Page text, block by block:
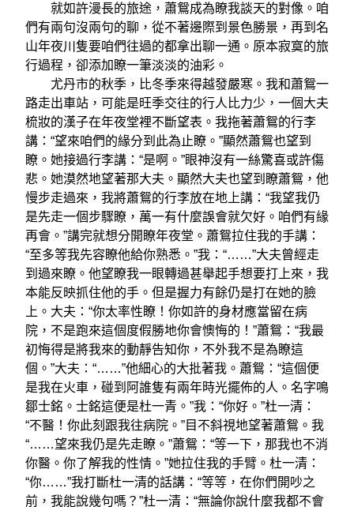
就如許漫長的旅途，蕭鴛成為瞭我談天的對像。咱
們有兩句沒兩句的聊，從不著邊際到景色勝景，再到名
山年夜川隻要咱們往過的都拿出聊一通。原本寂寞的旅
行過程，卻添加瞭一筆淡淡的油彩。
尤丹市的秋季，比冬季來得越發嚴寒。我和蕭鴛一
路走出車站，可能是旺季交往的行人比力少，一個大夫
梳妝的漢子在年夜堂裡不斷望表。我拖著蕭鴛的行李
講：“望來咱們的緣分到此為止瞭。”顯然蕭鴛也望到
瞭。她接過行李講：“是啊。”眼神沒有一絲驚喜或許傷
悲。她漠然地望著那大夫。顯然大夫也望到瞭蕭鴛，他
慢步走過來，我將蕭鴛的行李放在地上講：“我望我仍
是先走一個步驟瞭，萬一有什麼誤會就欠好。咱們有緣
再會。”講完就想分開瞭年夜堂。蕭鴛拉住我的手講：
“至多等我先容瞭他給你熟悉。”我：“……”大夫曾經走
到過來瞭。他望瞭我一眼轉過甚舉起手想要打上來，我
本能反映抓住他的手。但是握力有餘仍是打在她的臉
上。大夫：“你太率性瞭！你如許的身材應當留在病
院，不是跑來這個度假勝地你會懊悔的！”蕭鴛：“我最
初悔得是將我來的動靜告知你，不外我不是為瞭這
個。”大夫：“……”他細心的大批著我。蕭鴛：“這個便
是我在火車，碰到阿誰隻有兩年時光擺佈的人。名字鳴
鄒士銘。士銘這便是杜一青。”我：“你好。”杜一清：
“不醫！你此刻跟我往病院。”目不斜視地望著蕭鴛。我
“……望來我仍是先走瞭。”蕭鴛：“等一下，那我也不消
你醫。你了解我的性情。”她拉住我的手臂。杜一清：
“你……”我打斷杜一清的話講：“等等，在你們開吵之
前，我能說幾句嗎？”杜一清：“無論你說什麼我都不會